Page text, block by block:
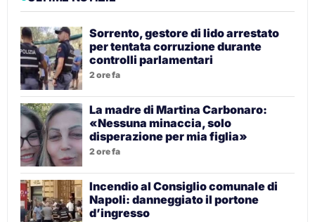
Sorrento, gestore di lido arrestato
per tentata corruzione durante
controlli parlamentari
2 ore fa
La madre di Martina Carbonaro:
«Nessuna minaccia, solo
disperazione per mia figlia»
2 ore fa
Incendio al Consiglio comunale di
Napoli: danneggiato il portone
d’ingresso